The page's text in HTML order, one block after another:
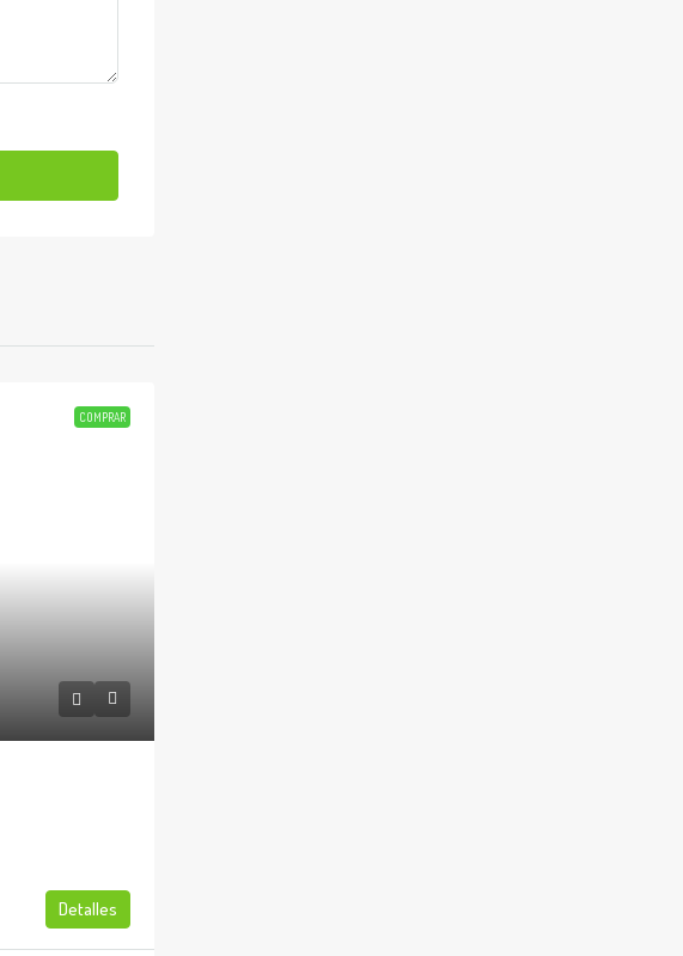
COMPRAR
Detalles